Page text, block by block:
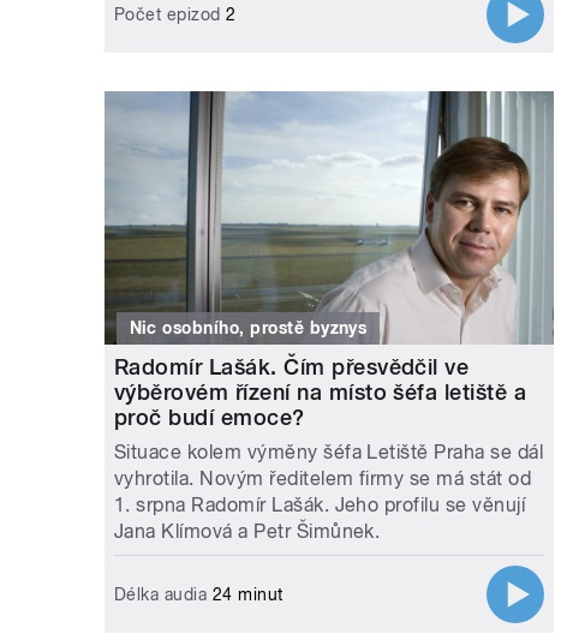
Počet epizod 2
Nic osobního, prostě byznys
Radomír Lašák. Čím přesvědčil ve
výběrovém řízení na místo šéfa letiště a
proč budí emoce?
Situace kolem výměny šéfa Letiště Praha se dál
vyhrotila. Novým ředitelem firmy se má stát od
1. srpna Radomír Lašák. Jeho profilu se věnují
Jana Klímová a Petr Šimůnek.
Délka audia 24 minut